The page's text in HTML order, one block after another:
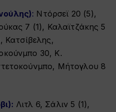
: Ντόρσεϊ 20 (5),
7 (1), Καλαϊτζάκης 5
Κατσίβελης,
30, Κ.
Μήτογλου 8
Λιτλ 6, Σάλιν 5 (1),